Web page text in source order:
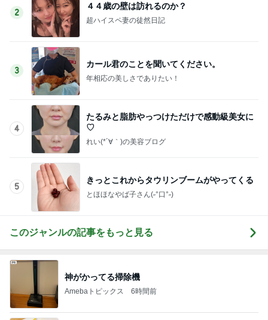
2
４４歳の壁は訪れるのか？
超ハイスペ妻の徒然日記
3
カール君のことを聞いてください。
年相応の美しさでありたい！
4
たるみと脂肪やっつけただけで感動級美女に
♡
れい(*´∀｀)の美容ブログ
5
きっとこれからタウリンブームがやってくる
とほほなやば子さん(˶°口°˶)
このジャンルの記事をもっと見る
神がかってる掃除機
Amebaトピックス 6時間前